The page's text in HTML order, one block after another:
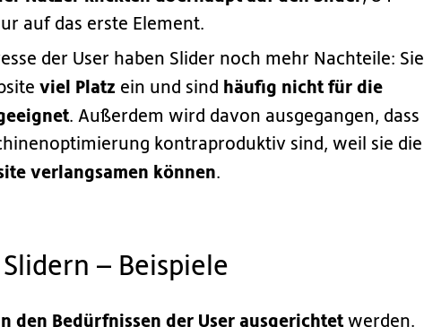
auf das erste Element.
der User haben Slider noch mehr Nachteile: Sie
viel Platz ein und sind häufig nicht für die
. Außerdem wird davon ausgegangen, dass
kontraproduktiv sind, weil sie die
verlangsamen können.
– Beispiele
den Bedürfnissen der User ausgerichtetwerden.